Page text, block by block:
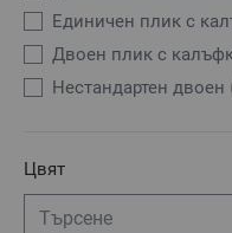
Единичен плик с
Двоен плик с
Нестандартен двоен
Цвят